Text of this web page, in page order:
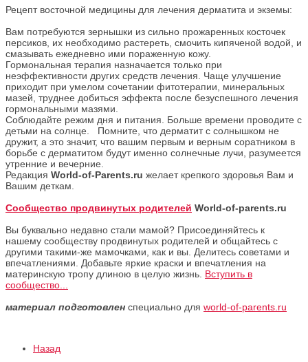
Рецепт восточной медицины для лечения дерматита и экземы:
Вам потребуются зернышки из сильно прожаренных косточек
персиков, их необходимо растереть, смочить кипяченой водой, и
смазывать ежедневно ими пораженную кожу.
Гормональная терапия назначается только при
неэффективности других средств лечения. Чаще улучшение
приходит при умелом сочетании фитотерапии, минеральных
мазей, труднее добиться эффекта после безуспешного лечения
гормональными мазями.
Соблюдайте режим дня и питания. Больше времени проводите с
детьми на солнце. Помните, что дерматит с солнышком не
дружит, а это значит, что вашим первым и верным соратником в
борьбе с дерматитом будут именно солнечные лучи, разумеется
утренние и вечерние.
Редакция World-of-Parents.ru желает крепкого здоровья Вам и
Вашим деткам.
Сообщество продвинутых родителей World-of-parents.ru
Вы буквально недавно стали мамой? Присоединяйтесь к
нашему сообществу продвинутых родителей и общайтесь с
другими такими-же мамочками, как и вы. Делитесь советами и
впечатлениями. Добавьте яркие краски и впечатления на
материнскую тропу длиною в целую жизнь. Вступить в
сообщество...
материал подготовлен специально для world-of-parents.ru
Назад